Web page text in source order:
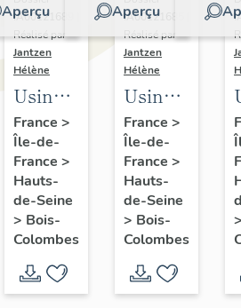
Aperçu
IA00121689 |
Réalisé par
Jantzen
Hélène
Usine
de
cosmétiques
dite
Payot
(détruit
après
inventaire)
France >
Île-de-
France >
Hauts-
de-Seine
> Bois-
Colombes
Aperçu
IA00121685 |
Réalisé par
Jantzen
Hélène
Usine
de
construction
aéronautique
Air
Equipement
(détruit
après
inventaire)
France >
Île-de-
France >
Hauts-
de-Seine
> Bois-
Colombes